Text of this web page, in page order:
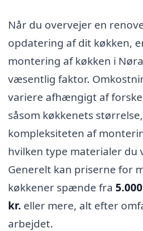
Når du overvejer en
opdatering af dit køkken,
montering af køkken i
væsentlig faktor.
variere afhængigt af
såsom køkkenets størrelse,
kompleksiteten af
hvilken type materialer du
Generelt kan priserne for
køkkener spænde fra
kr. eller mere, alt efter
arbejdet.